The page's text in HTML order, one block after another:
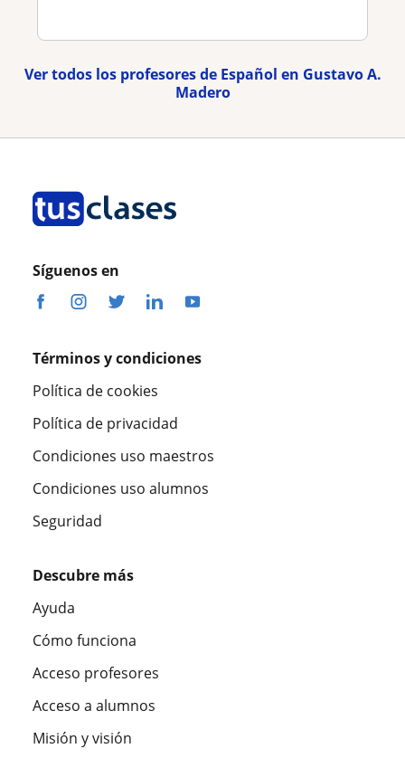
Ver todos los profesores de Español en Gustavo A.
Madero
Síguenos en
Términos y condiciones
Política de cookies
Política de privacidad
Condiciones uso maestros
Condiciones uso alumnos
Seguridad
Descubre más
Ayuda
Cómo funciona
Acceso profesores
Acceso a alumnos
Misión y visión